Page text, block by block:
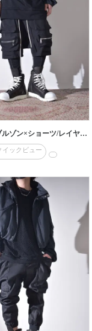
クロップドブルゾン×ショーツ/レイヤード
イックビュー